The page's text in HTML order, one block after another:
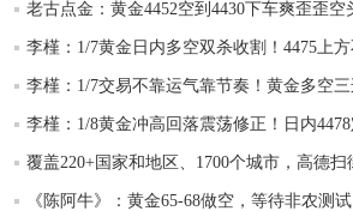
《陈阿牛》：黄金65-68做空，等待非农测试